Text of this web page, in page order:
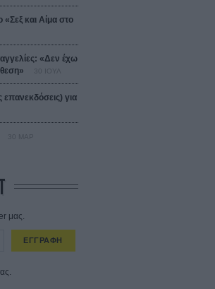
και Αίμα στο
«Δεν έχω
επανεκδόσεις) για
30 ΜΑΡ
μας.
ΕΓΓΡΑΦΗ